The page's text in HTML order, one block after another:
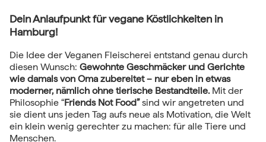
Dein Anlaufpunkt für vegane Köstlichkeiten in
Hamburg!
Die Idee der Veganen Fleischerei entstand genau durch
diesen Wunsch: Gewohnte Geschmäcker und Gerichte
wie damals von Oma zubereitet – nur eben in etwas
moderner, nämlich ohne tierische Bestandteile.Mit der
Philosophie “Friends Not Food”sind wir angetreten und
sie dient uns jeden Tag aufs neue als Motivation, die Welt
ein klein wenig gerechter zu machen: für alle Tiere und
Menschen.